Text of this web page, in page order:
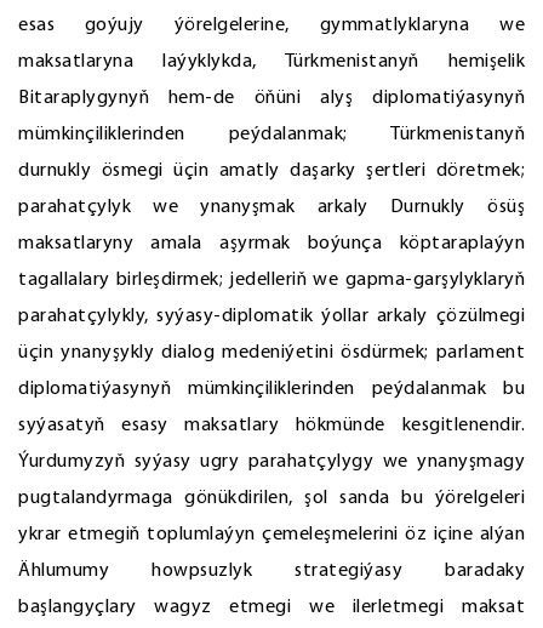
esas goýujy ýörelgelerine, gymmatlyklaryna we
maksatlaryna laýyklykda, Türkmenistanyň hemişelik
Bitaraplygynyň hem-de öňüni alyş diplomatiýasynyň
mümkinçiliklerinden peýdalanmak; Türkmenistanyň
durnukly ösmegi üçin amatly daşarky şertleri döretmek;
parahatçylyk we ynanyşmak arkaly Durnukly ösüş
maksatlaryny amala aşyrmak boýunça köptaraplaýyn
tagallalary birleşdirmek; jedelleriň we gapma-garşylyklaryň
parahatçylykly, syýasy-diplomatik ýollar arkaly çözülmegi
üçin ynanyşykly dialog medeniýetini ösdürmek; parlament
diplomatiýasynyň mümkinçiliklerinden peýdalanmak bu
syýasatyň esasy maksatlary hökmünde kesgitlenendir.
Ýurdumyzyň syýasy ugry parahatçylygy we ynanyşmagy
pugtalandyrmaga gönükdirilen, şol sanda bu ýörelgeleri
ykrar etmegiň toplumlaýyn çemeleşmelerini öz içine alýan
Ählumumy howpsuzlyk strategiýasy baradaky
başlangyçlary wagyz etmegi we ilerletmegi maksat